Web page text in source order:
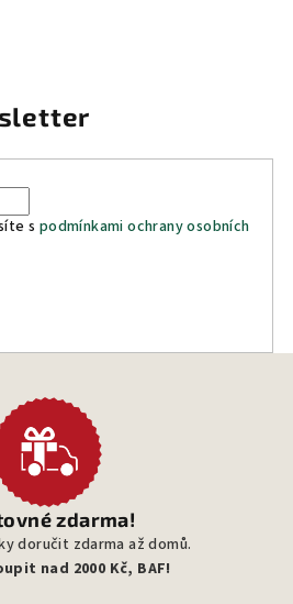
s podmínkami ochrany osobních
zdarma!
doručit zdarma až domů.
nad 2000 Kč, BAF!